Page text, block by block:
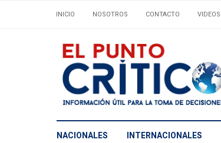
INICIO NOSOTROS CONTACTO VIDEOS
NACIONALES INTERNACIONALES